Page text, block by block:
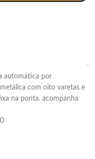
com oito varetas e
na ponta. acompanha